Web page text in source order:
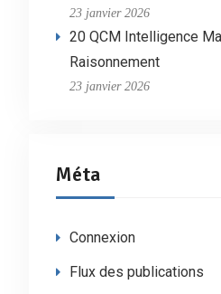
23 janvier 2026
20 QCM Intelligence
Raisonnement
23 janvier 2026
Méta
Connexion
Flux des publications